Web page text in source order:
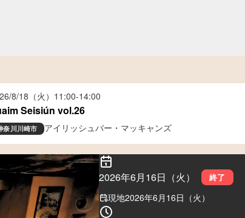
8/18（火） 11:00-14:00
Seisiún vol.26
奈川川崎市 アイリッシュバー・マッキャンズ
2026年6月16日（火） 終了
現地2026年6月16日（火）